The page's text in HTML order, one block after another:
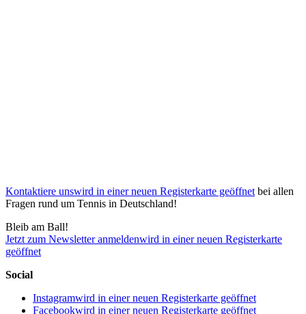
Kontaktiere unswird in einer neuen Registerkarte geöffnet bei allen
Fragen rund um Tennis in Deutschland!
Bleib am Ball!
Jetzt zum Newsletter anmeldenwird in einer neuen Registerkarte
geöffnet
Social
Instagramwird in einer neuen Registerkarte geöffnet
Facebookwird in einer neuen Registerkarte geöffnet